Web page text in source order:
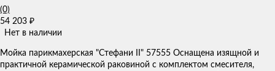
(0)
54 203 ₽
Нет в наличии
Мойка парикмахерская "Стефани II" 57555 Оснащена изящной и
практичной керамической раковиной с комплектом смесителя,